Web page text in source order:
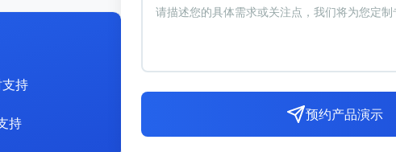
持
持
预约产品演示